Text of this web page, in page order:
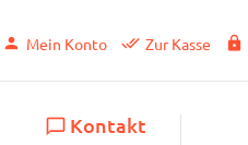
Mein Konto Zur Kasse
Kontakt